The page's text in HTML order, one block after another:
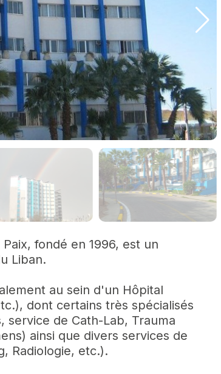
fondé en 1996, est un
Liban.
au sein d'un Hôpital
dont certains très spécialisés
service de Cath-Lab, Trauma
ainsi que divers services de
Radiologie, etc.).
Juillet 10, 2026
L’oxygénothérapie
(OHB)
Mai 21, 2026
L'hôpital de la Paix a
Agrandissement du
Radiologie :
Septembre 11, 2024
L'Hôpital de la Paix et